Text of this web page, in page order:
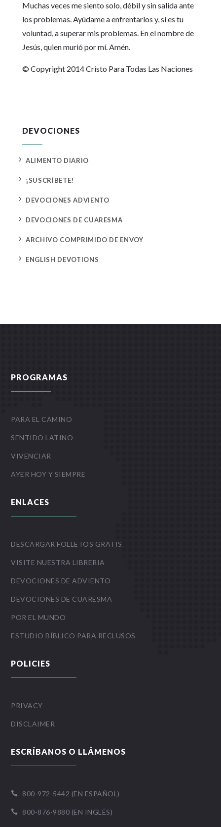
Muchas veces me siento solo, débil y sin salida ante
los problemas. Ayúdame a enfrentarlos y, si es tu
voluntad, a superar mis problemas. En el nombre de
Jesús, quien murió por mí. Amén.
© Copyright 2014 Cristo Para Todas Las Naciones
DEVOCIONES
5 ALIMENTO DIARIO
5 ¡SUSCRÍBETE!
5 DEVOCIONES ADVIENTO
5 DEVOCIONES DE CUARESMA
5 ARCHIVO COMPRIMIDO DE ENVOY
5 ENGLISH DEVOTIONS
PROGRAMAS
PARA EL CAMINO
SENTIDO LATINO
VIVENCIAR
AYER HOY Y SIEMPRE
ENLACES
DESCARGAR FOLLETOS GRATIS
VISITE NUESTRA LIBRERIA
DEVOCIONES DE ADVIENTO
DEVOCIONES DE CUARESMA
POR EL MUNDO
ESTUDIO BÍBLICO PARA RECLUSOS
POLICIES
PRIVACY
DISCLAIMER
ESCRÍBANOS O LLÁMENOS
 800-972-5442 (EN ESPAÑOL)
 800-876-9880 (EN INGLÉS)